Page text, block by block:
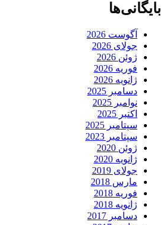
بایگانی‌ها
آگوست 2026
جولای 2026
ژوئن 2026
فوریه 2026
ژانویه 2026
دسامبر 2025
نوامبر 2025
اکتبر 2025
سپتامبر 2025
سپتامبر 2023
ژوئن 2020
ژانویه 2020
جولای 2019
مارس 2018
فوریه 2018
ژانویه 2018
دسامبر 2017